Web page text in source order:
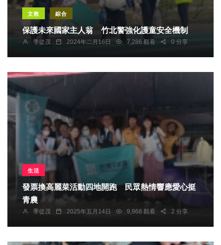
文教 綜合
保護未來國家主人翁 竹北警強化護童安全機制
季從茂 2024年二月16日 7,286 觀看 0 分享
生活
發票換高麗菜活動四地開跑 民眾熱情響應愛心挺
青農
季從茂 2025年五月14日 9,968 觀看 2 分享